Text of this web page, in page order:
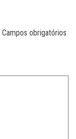
Campos obrigatórios